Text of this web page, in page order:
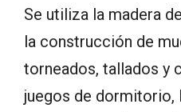
Se utiliza la madera
la construcción de
torneados, tallados y
juegos de dormitorio,